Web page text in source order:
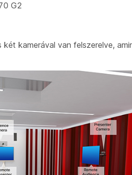
G2
kamerával van felszerelve,